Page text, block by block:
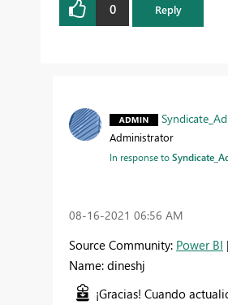
0 Reply
Administrator
In response to
‎08-16-2021 06:56 AM
Source Community: Power BI
Name: dineshj
¡Gracias! Cuando